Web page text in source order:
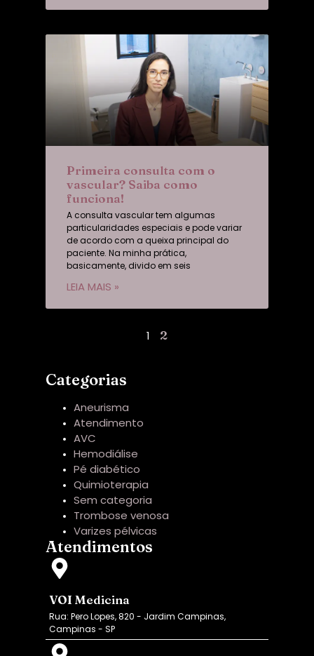
Primeira consulta com o
vascular? Saiba como
funciona!
A consulta vascular tem algumas
particularidades especiais e pode variar
de acordo com a queixa principal do
paciente. Na minha prática,
basicamente, divido em seis
LEIA MAIS »
1 2
Categorias
Aneurisma
Atendimento
AVC
Hemodiálise
Pé diabético
Quimioterapia
Sem categoria
Trombose venosa
Varizes pélvicas
Atendimentos
VOI Medicina
Rua: Pero Lopes, 820 - Jardim Campinas,
Campinas - SP